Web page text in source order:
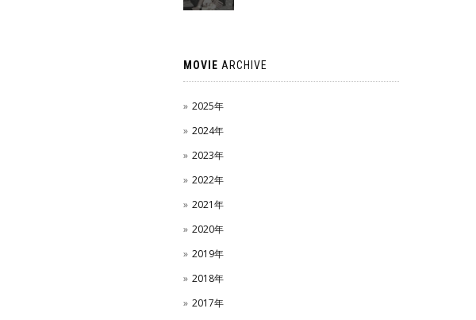
MOVIE ARCHIVE
2025年
2024年
2023年
2022年
2021年
2020年
2019年
2018年
2017年